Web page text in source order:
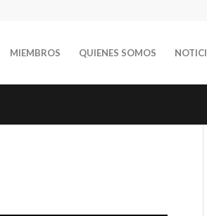
MIEMBROS QUIENES SOMOS